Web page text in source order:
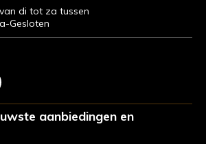
di tot za tussen
Gesloten
aanbiedingen en